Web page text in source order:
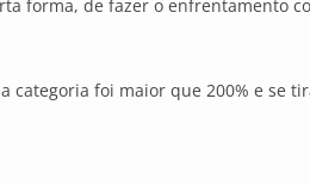
forma, de fazer o enfrentamento
categoria foi maior que 200% e se